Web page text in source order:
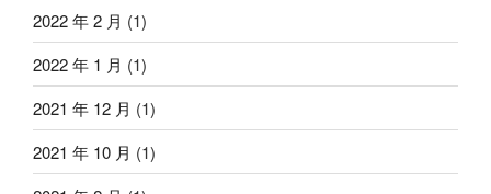
2022 年 2 月 (1)
2022 年 1 月 (1)
2021 年 12 月 (1)
2021 年 10 月 (1)